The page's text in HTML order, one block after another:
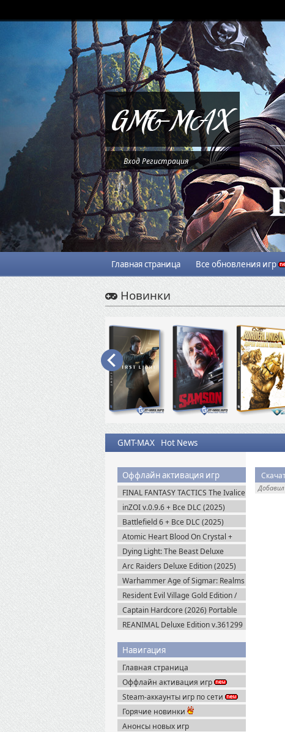
ВходРегистрация
Главная страница Все обновления игр
Новинки
GMT-MAX Hot News
Оффлайн активация игр
FINAL FANTASY TACTICS The Ivalice
Chronicles (2025) Steam-Rip
inZOI v.0.9.6 + Все DLC (2025)
Пиратка
Battlefield 6 + Все DLC (2025)
Portable
Atomic Heart Blood On Crystal +
Все DLC (2026) Пиратка
Dying Light: The Beast Deluxe
Edition v.1.6.4 + Все DLC (2025)
Пиратка
Arc Raiders Deluxe Edition (2025)
Steam-Rip
Warhammer Age of Sigmar: Realms
of Ruin Ultimate Edition (2023)
Steam-Rip
Resident Evil Village Gold Edition /
Resident Evil 8 (2021) Portable
Captain Hardcore (2026) Portable
REANIMAL Deluxe Edition v.361299
Навигация
Главная страница
Оффлайн активация игр
Steam-аккаунты игр по сети
Горячие новинки
Анонсы новых игр
Добавил